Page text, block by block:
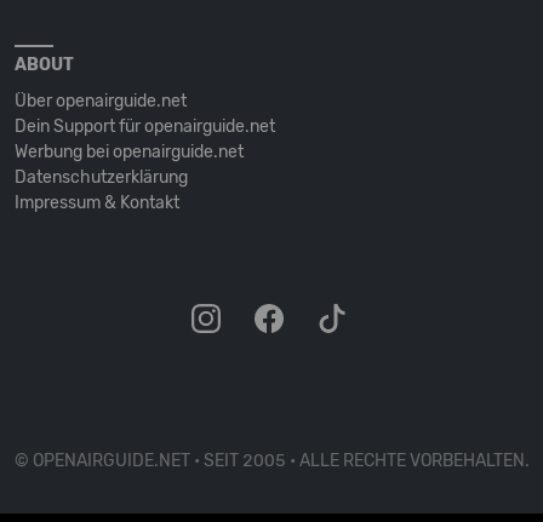
ABOUT
Über openairguide.net
Dein Support für openairguide.net
Werbung bei openairguide.net
Datenschutz­erklärung
Impressum & Kontakt
© OPENAIRGUIDE.NET • SEIT 2005 • ALLE RECHTE VORBEHALTEN.